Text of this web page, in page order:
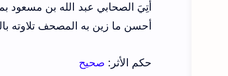
أُتِيَ الصحابي عبد الله بن
أحسن ما زين به المصحف تلاوته
حكم الأثر: صحيح